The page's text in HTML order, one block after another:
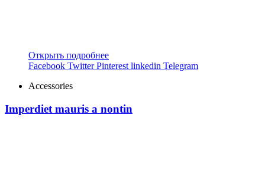
Открыть подробнее
Facebook Twitter Pinterest linkedin Telegram
Accessories
Imperdiet mauris a nontin